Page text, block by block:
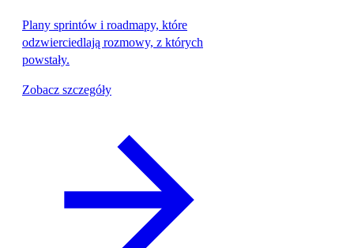
Plany sprintów i roadmapy, które
odzwierciedlają rozmowy, z których
powstały.
Zobacz szczegóły